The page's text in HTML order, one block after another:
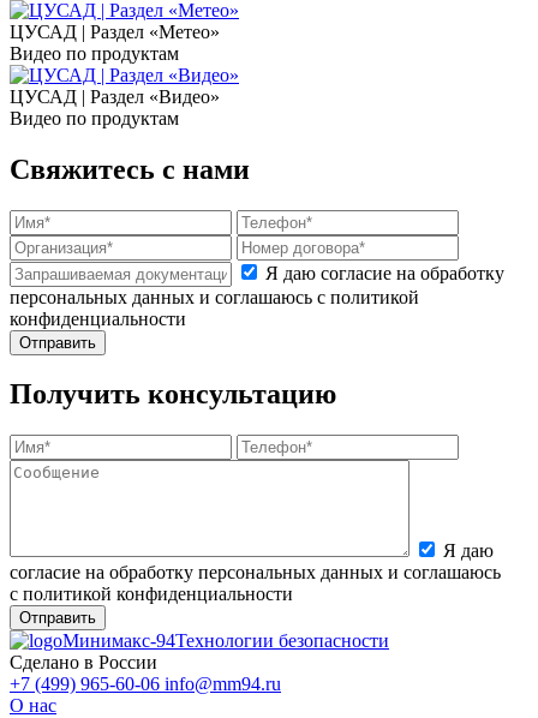
ЦУСАД | Раздел «Метео»
Видео по продуктам
ЦУСАД | Раздел «Видео»
Видео по продуктам
Свяжитесь с нами
Я даю согласие на обработку
персональных данных и соглашаюсь с политикой
конфиденциальности
Получить консультацию
Я даю
согласие на обработку персональных данных и соглашаюсь
с политикой конфиденциальности
Минимакс-94Технологии безопасности
Сделано в России
+7 (499) 965-60-06 info@mm94.ru
О нас